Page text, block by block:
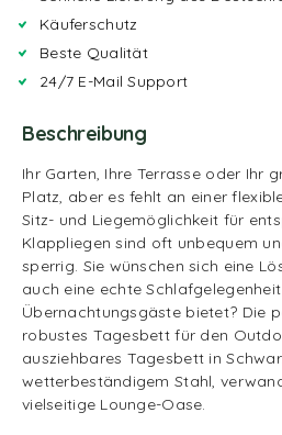
Käuferschutz
Beste Qualität
24/7 E-Mail Support
Beschreibung
Ihr Garten, Ihre Terrasse oder Ihr
Platz, aber es fehlt an einer
Sitz- und Liegemöglichkeit für
Klappliegen sind oft unbequem
sperrig. Sie wünschen sich eine
auch eine echte
Übernachtungsgäste bietet? Die
robustes Tagesbett für den
ausziehbares Tagesbett in
wetterbeständigem Stahl,
vielseitige Lounge-Oase.